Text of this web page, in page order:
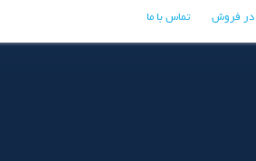
در فروش تماس با ما